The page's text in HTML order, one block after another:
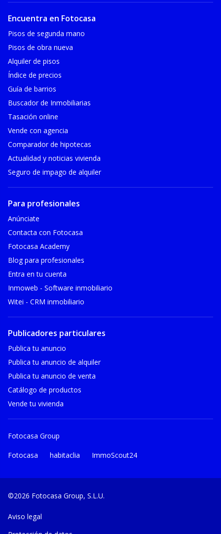
Encuentra en Fotocasa
Pisos de segunda mano
Pisos de obra nueva
Alquiler de pisos
Índice de precios
Guía de barrios
Buscador de Inmobiliarias
Tasación online
Vende con agencia
Comparador de hipotecas
Actualidad y noticias vivienda
Seguro de impago de alquiler
Para profesionales
Anúnciate
Contacta con Fotocasa
Fotocasa Academy
Blog para profesionales
Entra en tu cuenta
Inmoweb - Software inmobiliario
Witei - CRM inmobiliario
Publicadores particulares
Publica tu anuncio
Publica tu anuncio de alquiler
Publica tu anuncio de venta
Catálogo de productos
Vende tu vivienda
Fotocasa Group
Fotocasa habitaclia ImmoScout24
©2026 Fotocasa Group, S.L.U.
Aviso legal